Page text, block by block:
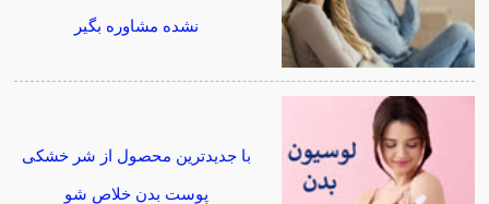
نشده مشاوره بگیر
با جدیدترین محصول از شر خشکی
پوست بدن خلاص شو